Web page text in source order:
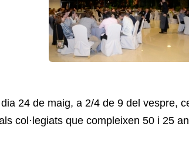
24 de maig, a 2/4 de 9 del vespre,
col·legiats que compleixen 50 i 25